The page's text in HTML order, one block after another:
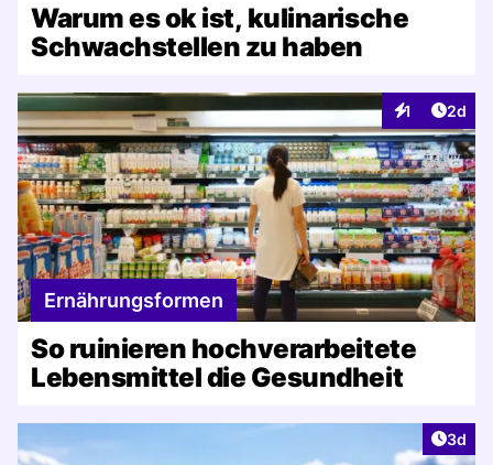
Warum es ok ist, kulinarische
Schwachstellen zu haben
1
Interaktionen
2d
Ernährungsformen
So ruinieren hochverarbeitete
Lebensmittel die Gesundheit
3d